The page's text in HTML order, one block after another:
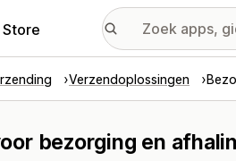
Verzendoplossingen
bezorging en